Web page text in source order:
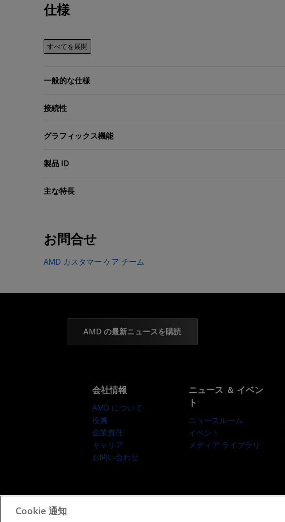
仕様
すべてを展開
一般的な仕様
接続性
グラフィックス機能
製品 ID
主な特長
お問合せ
AMD カスタマー ケア チーム
AMD の最新ニュースを購読
会社情報
AMD について
役員
企業責任
キャリア
お問い合わせ
ニュース ＆ イベン
ト
ニュースルーム
イベント
メディア ライブラリ
Cookie 通知